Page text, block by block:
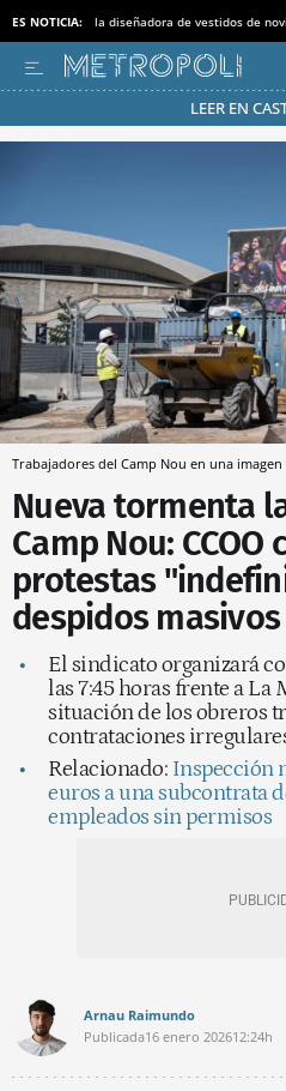
ES NOTICIA: la diseñadora de vestidos de
LEER EN
Pásate al MODO
Trabajadores del Camp Nou en una
Nueva tormenta
Camp Nou: CCOO
protestas
despidos masivos
El sindicato organizará
las 7:45 horas frente a
situación de los obreros
contrataciones
Relacionado: Inspección
euros a una subcontrata
empleados sin permisos
Arnau Raimundo
Publicada16 enero 202612:24h